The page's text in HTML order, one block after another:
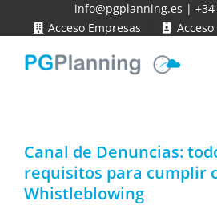
info@pgplanning.es |
Acceso Empresas
Canal de Denuncias:
requisitos para cumplir
Whistleblowing